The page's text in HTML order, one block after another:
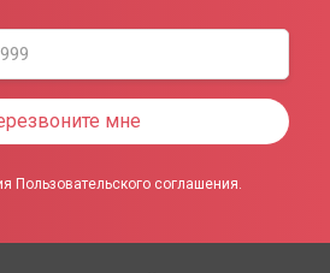
мне
Пользовательского соглашения.